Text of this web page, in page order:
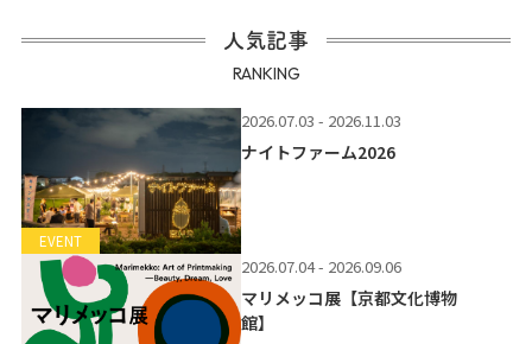
人気記事
RANKING
EVENT
2026.07.03 - 2026.11.03
ナイトファーム2026
2026.07.04 - 2026.09.06
マリメッコ展【京都文化博物
館】